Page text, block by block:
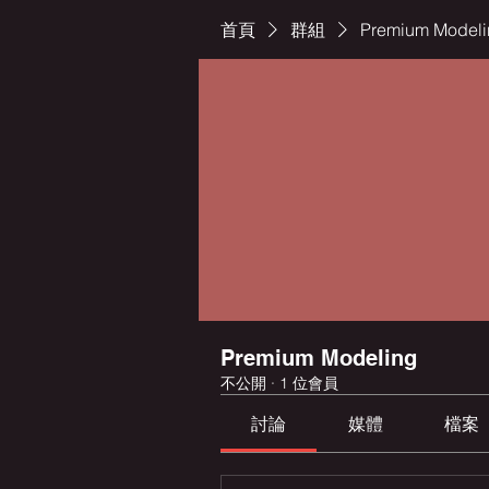
首頁 群組 Premium
Premium Modeling
不公開 · 1 位會員
討論 媒體 檔案